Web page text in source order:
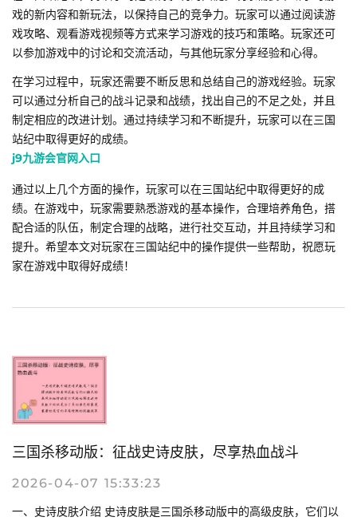
戏的新内容和新玩法，以保持自己的竞争力。玩家可以通过阅读游
戏攻略、观看游戏视频等方式来学习游戏的技巧和策略。玩家还可
以参加游戏中的讨论和交流活动，与其他玩家分享经验和心得。
在学习过程中，玩家还需要不断反思和总结自己的游戏经验。玩家
可以通过分析自己的战斗记录和战绩，找出自己的不足之处，并且
制定相应的改进计划。通过持续学习和不断提升，玩家可以在三国
站纪中取得更好的成绩。
j9九游会官网入口
通过以上几个方面的操作，玩家可以在三国站纪中取得更好的成
绩。在游戏中，玩家需要熟悉游戏的基本操作，合理培养角色，搭
配合适的队伍，制定合理的战略，进行社交互动，并且持续学习和
提升。希望本文对玩家在三国站纪中的操作提供一些帮助，祝愿玩
家在游戏中取得好成绩！
三国杀移动版：征战史诗皮肤，尽享热血战斗
2026-04-07 15:33:23
一、史诗皮肤介绍 史诗皮肤是三国杀移动版中的高级皮肤，它们以